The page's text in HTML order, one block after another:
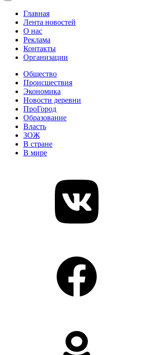
Главная
Лента новостей
О нас
Реклама
Контакты
Организации
Общество
Происшествия
Экономика
Новости деревни
ПроГород
Образование
Власть
ЗОЖ
В стране
В мире